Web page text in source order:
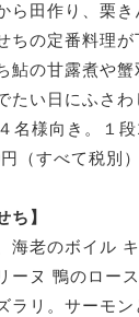
ら田作り、栗
ちの定番料理
鮎の甘露煮や
たい日にふさ
名様向き。１
（すべて税別）
ち】
海老のボイル
ーヌ 鴨のロー
ラリ。サーモ